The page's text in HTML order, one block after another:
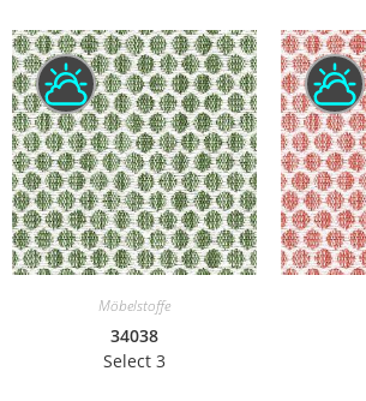
Möbelstoffe
34038
Select 3